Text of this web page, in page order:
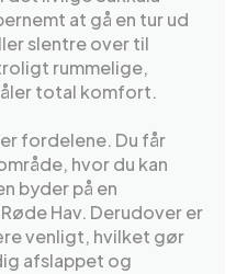
at gå en tur ud
slentre over til
rummelige,
total komfort.
fordelene. Du får
hvor du kan
byder på en
Hav. Derudover er
venligt, hvilket gør
afslappet og